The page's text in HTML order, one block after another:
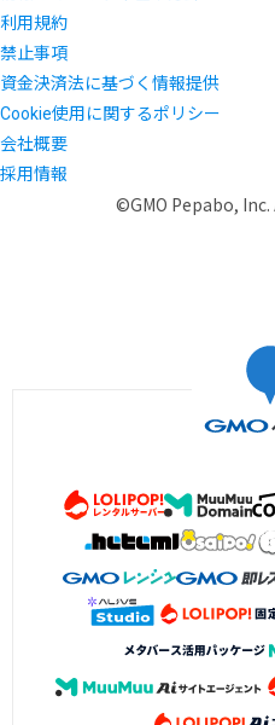
利用規約
禁止事項
資金決済法に基づく情報提供
Cookie使用に関するポリシー
会社概要
採用情報
©GMO Pepabo,